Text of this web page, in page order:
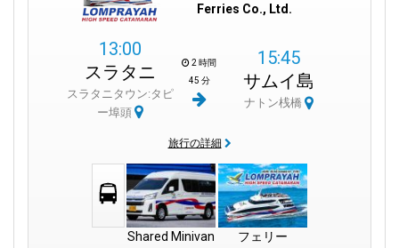
Ferries Co., Ltd.
13:00
スラタニ
スラタニタウン:タピ
ー埠頭
2 時間
45 分
15:45
サムイ島
ナトン桟橋
旅行の詳細
Shared Minivan フェリー